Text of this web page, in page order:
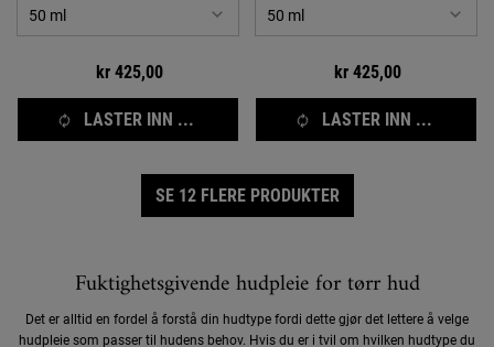
kr 425,00
LASTER INN ...
kr 425,00
LASTER INN ...
SE 12 FLERE PRODUKTER
Fuktighetsgivende hudpleie for tørr hud
Det er alltid en fordel å forstå din hudtype fordi dette gjør det lettere å velge
hudpleie som passer til hudens behov. Hvis du er i tvil om hvilken hudtype du